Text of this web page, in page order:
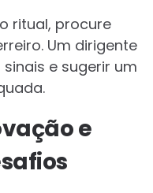
ritual, procure
Um dirigente
e sugerir um
e